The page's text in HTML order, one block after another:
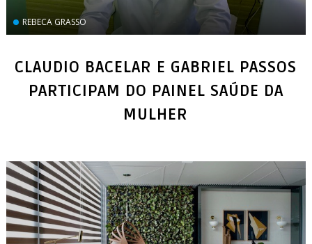
REBECA GRASSO
CLAUDIO BACELAR E GABRIEL PASSOS
PARTICIPAM DO PAINEL SAÚDE DA
MULHER